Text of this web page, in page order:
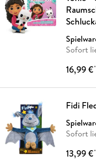
Sofort
16,99 €*
Fidi
Sofort
13,99 €*